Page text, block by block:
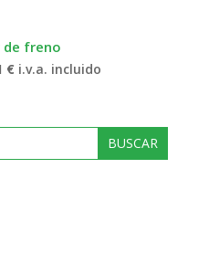
de freno
€.
€El
158.91 €.
i.v.a. incluido